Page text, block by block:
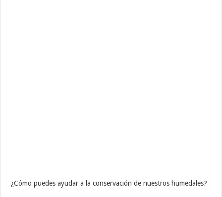
¿Cómo puedes ayudar a la conservación de nuestros humedales?